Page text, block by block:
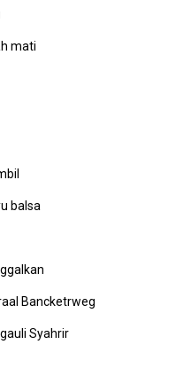
mati
balsa
Bancketrweg
Syahrir